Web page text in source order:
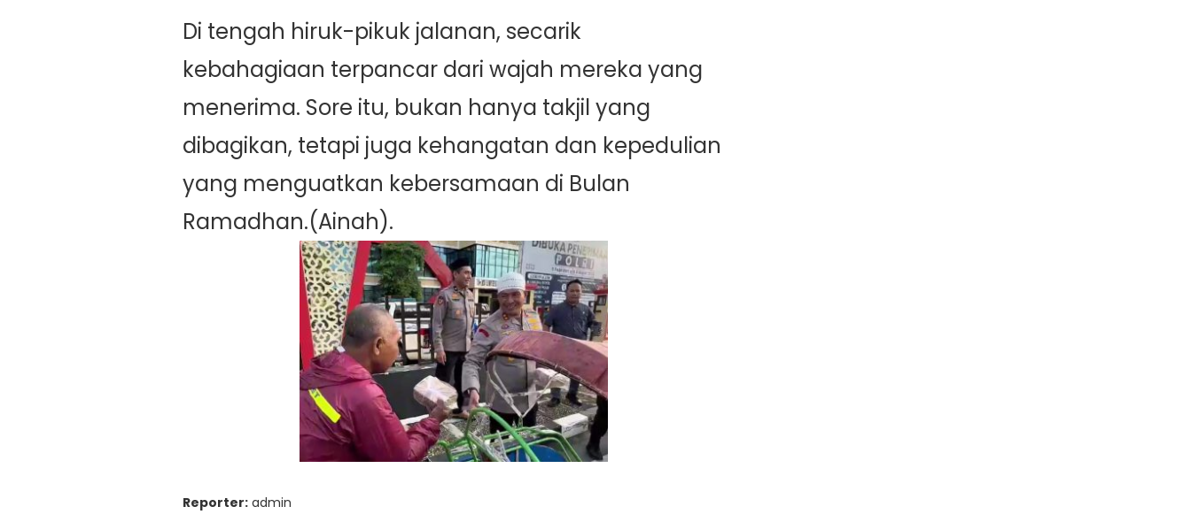
Di tengah hiruk-pikuk jalanan, secarik
kebahagiaan terpancar dari wajah mereka yang
menerima. Sore itu, bukan hanya takjil yang
dibagikan, tetapi juga kehangatan dan kepedulian
yang menguatkan kebersamaan di Bulan
Ramadhan.(Ainah).
Reporter: admin